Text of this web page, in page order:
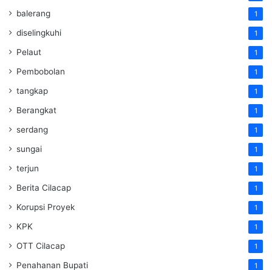
balerang 1
diselingkuhi 1
Pelaut 1
Pembobolan 1
tangkap 1
Berangkat 1
serdang 1
sungai 1
terjun 1
Berita Cilacap 1
Korupsi Proyek 1
KPK 1
OTT Cilacap 1
Penahanan Bupati 1